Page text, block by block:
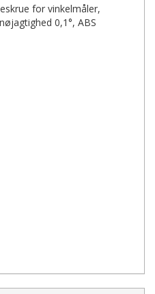
for vinkelmåler,
0,1°, ABS